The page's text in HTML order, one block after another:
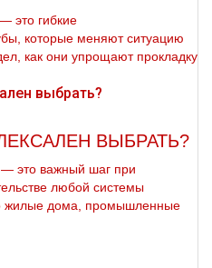
это гибкие
которые меняют ситуацию
как они упрощают прокладку
ВЫБРАТЬ?
это важный шаг при
любой системы
жилые дома, промышленные